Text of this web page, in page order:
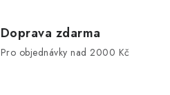
Doprava zdarma
Pro objednávky nad 2000 Kč